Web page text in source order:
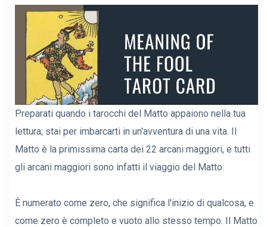
Preparati quando i tarocchi del Matto appaiono nella tua
lettura; stai per imbarcarti in un'avventura di una vita. Il
Matto è la primissima carta dei 22 arcani maggiori, e tutti
gli arcani maggiori sono infatti il ​​viaggio del Matto.
È numerato come zero, che significa l'inizio di qualcosa, e
come zero è completo e vuoto allo stesso tempo. Il Matto